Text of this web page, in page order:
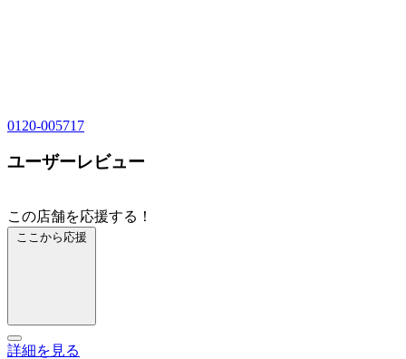
0120-005717
ユーザーレビュー
この店舗を応援する！
ここから応援
詳細を見る